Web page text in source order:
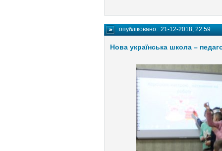
опубліковано:21-12-2018, 22:59
Нова українська школа –